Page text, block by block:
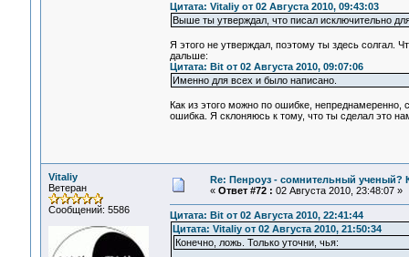
Цитата: Vitaliy от 02 Августа 2010, 09:43:03
Выше ты утверждал, что писал исключительно
Я этого не утверждал, поэтому ты здесь солгал.
дальше:
Цитата: Bit от 02 Августа 2010, 09:07:06
Именно для всех и было написано.
Как из этого можно по ошибке,
ошибка. Я склоняюсь к тому, что ты сделал это
Vitaliy
Ветеран
Сообщений: 5586
Re: Пенроуз - сомнительный ученый?
« Ответ #72 : 02 Августа 2010, 23:48:07 »
Цитата: Bit от 02 Августа 2010, 22:41:44
Цитата: Vitaliy от 02 Августа 2010, 21:50:34
Конечно, ложь. Только уточни, чья: